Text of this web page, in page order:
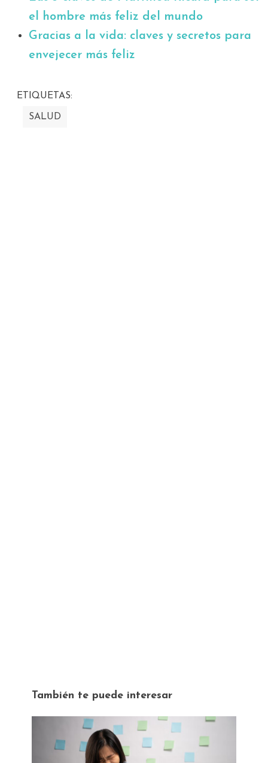
el hombre más feliz del mundo
Gracias a la vida: claves y secretos para
envejecer más feliz
ETIQUETAS:
SALUD
También te puede interesar